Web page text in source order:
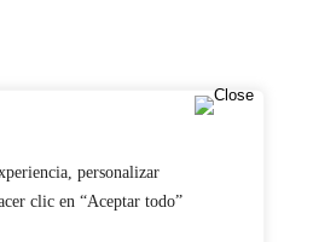
personalizar
clic en “Aceptar todo”